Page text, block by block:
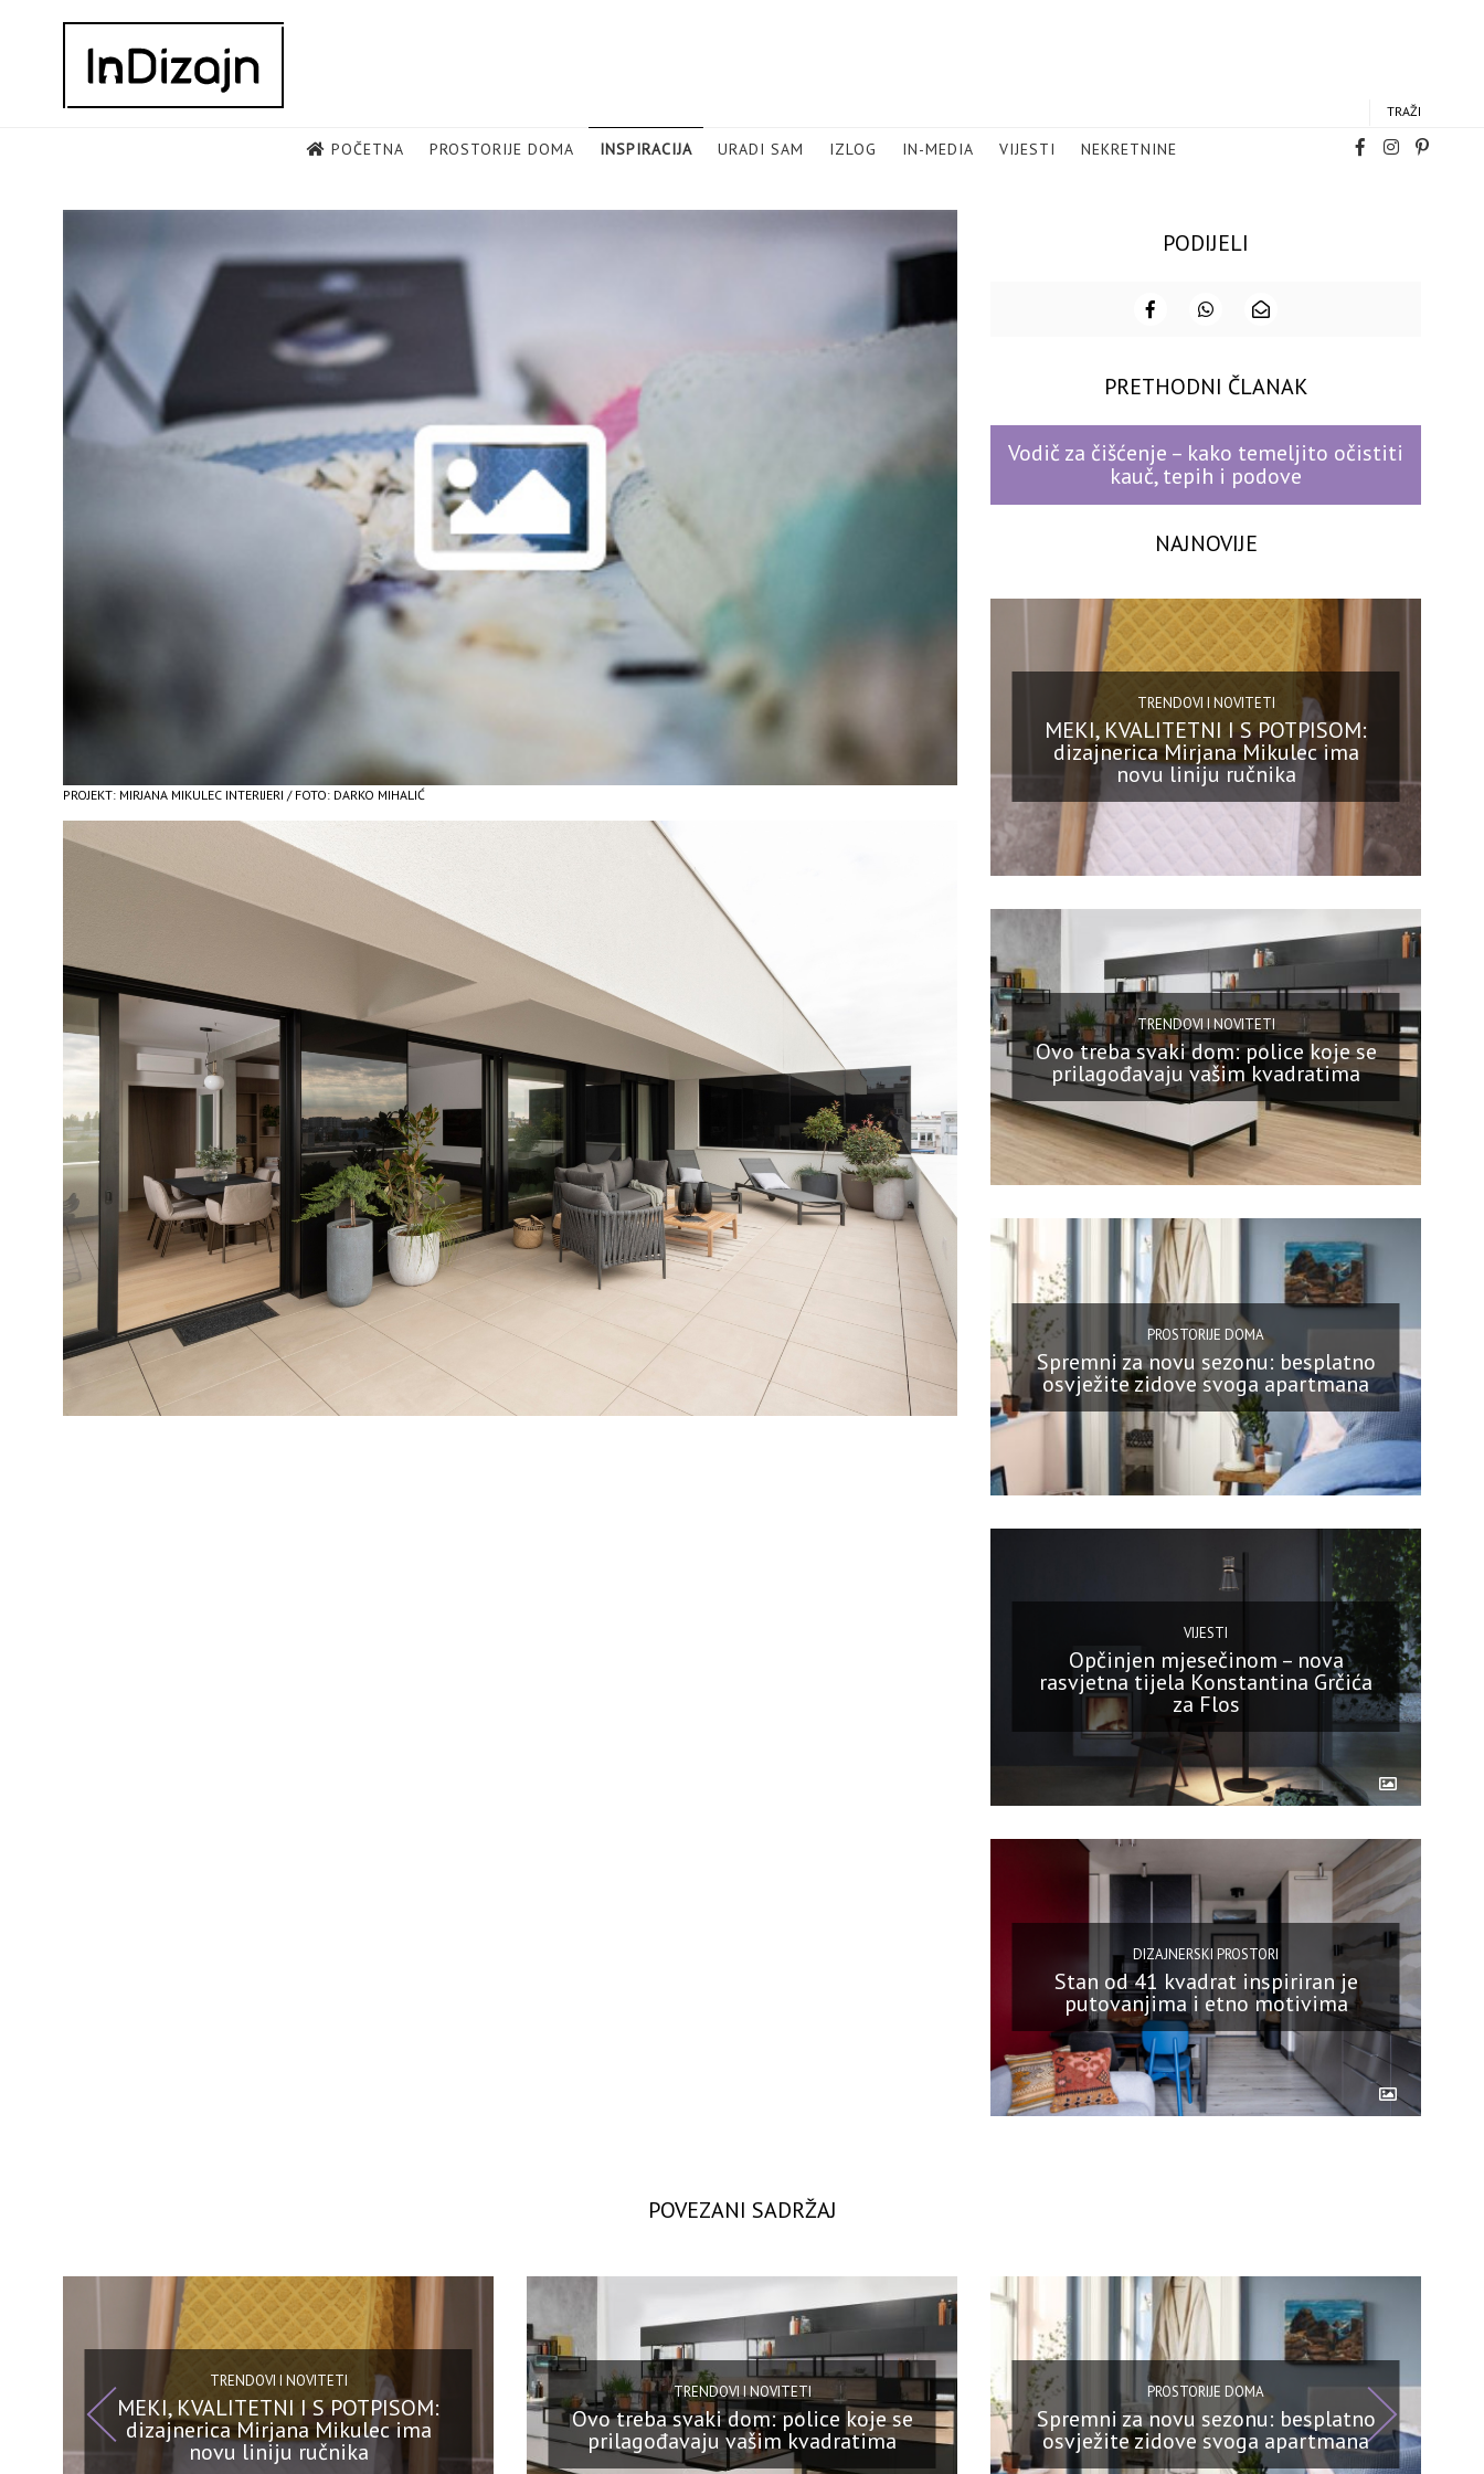
TRAŽI
POČETNA PROSTORIJE DOMA INSPIRACIJA URADI SAM IZLOG IN-MEDIA VIJESTI NEKRETNINE
PROJEKT: MIRJANA MIKULEC INTERIJERI / FOTO: DARKO MIHALIĆ
PODIJELI
PRETHODNI ČLANAK
Vodič za čišćenje – kako temeljito očistiti
kauč, tepih i podove
NAJNOVIJE
TRENDOVI I NOVITETI
MEKI, KVALITETNI I S POTPISOM:
dizajnerica Mirjana Mikulec ima
novu liniju ručnika
TRENDOVI I NOVITETI
Ovo treba svaki dom: police koje se
prilagođavaju vašim kvadratima
PROSTORIJE DOMA
Spremni za novu sezonu: besplatno
osvježite zidove svoga apartmana
VIJESTI
Opčinjen mjesečinom – nova
rasvjetna tijela Konstantina Grčića
za Flos
DIZAJNERSKI PROSTORI
Stan od 41 kvadrat inspiriran je
putovanjima i etno motivima
POVEZANI SADRŽAJ
TRENDOVI I NOVITETI
MEKI, KVALITETNI I S POTPISOM:
dizajnerica Mirjana Mikulec ima
novu liniju ručnika
TRENDOVI I NOVITETI
Ovo treba svaki dom: police koje se
prilagođavaju vašim kvadratima
PROSTORIJE DOMA
Spremni za novu sezonu: besplatno
osvježite zidove svoga apartmana